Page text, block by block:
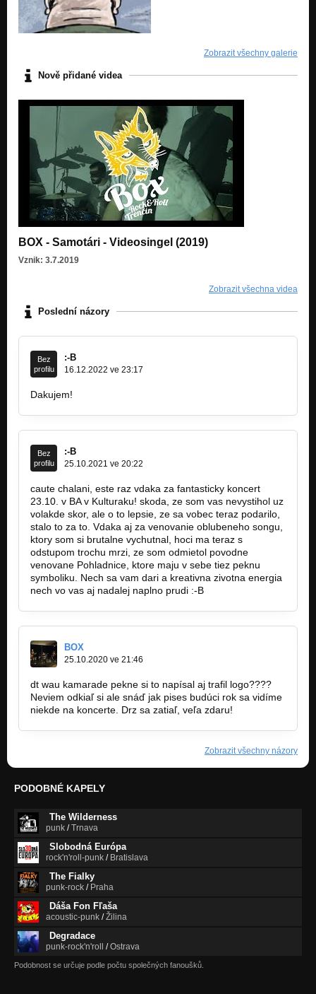
Zobrazit všechny galerie
Nově přidané videa
BOX - Samotári - Videosingel (2019)
Vznik: 3.7.2019
Zobrazit všechna videa
Poslední názory
Bez
profilu
:-B
16.12.2022 ve 23:17
Dakujem!
Bez
profilu
:-B
25.10.2021 ve 20:22
caute chalani, este raz vdaka za fantasticky koncert
23.10. v BA v Kulturaku! skoda, ze som vas nevystihol uz
volakde skor, ale o to lepsie, ze sa vobec teraz podarilo,
stalo to za to. Vdaka aj za venovanie oblubeneho songu,
ktory som si brutalne vychutnal, hoci ma teraz s
odstupom trochu mrzi, ze som odmietol povodne
venovane Pohladnice, ktore maju v sebe tiez peknu
symboliku. Nech sa vam dari a kreativna zivotna energia
nech vo vas aj nadalej naplno prudi :-B
BOX
25.10.2020 ve 21:46
dt wau kamarade pekne si to napísal aj trafil logo????
Neviem odkiaľ si ale snáď jak pises budúci rok sa vidíme
niekde na koncerte. Drz sa zatiaľ, veľa zdaru!
Zobrazit všechny názory
PODOBNÉ KAPELY
The Wilderness
punk /Trnava
Slobodná Európa
rock'n'roll-punk / Bratislava
The Fialky
punk-rock / Praha
Dáša Fon Fľaša
acoustic-punk /Žilina
Degradace
punk-rock'n'roll /Ostrava
Podobnost se určuje podle počtu společných fanoušků.